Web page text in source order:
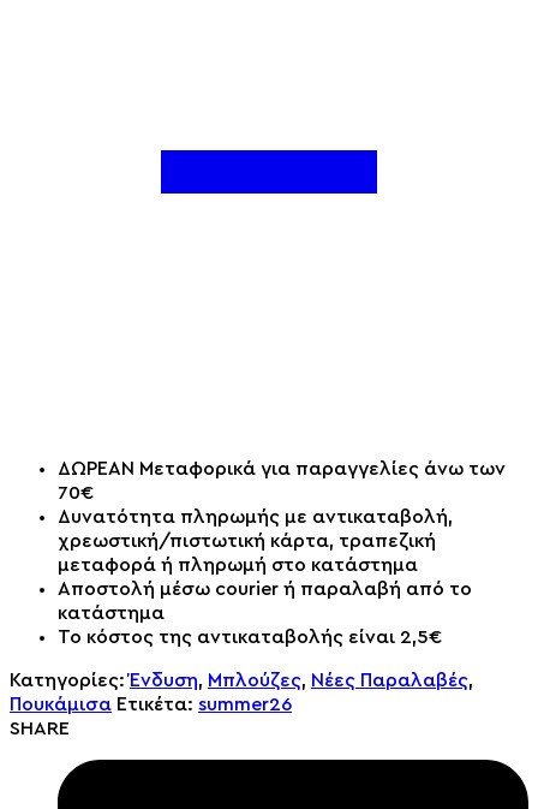
ΔΩΡΕΑΝ Μεταφορικά για παραγγελίες άνω των
70€
Δυνατότητα πληρωμής με αντικαταβολή,
χρεωστική/πιστωτική κάρτα, τραπεζική
μεταφορά ή πληρωμή στο κατάστημα
Αποστολή μέσω courier ή παραλαβή από το
κατάστημα
Το κόστος της αντικαταβολής είναι 2,5€
Κατηγορίες:Ένδυση, Μπλούζες, Νέες Παραλαβές,
Πουκάμισα Ετικέτα: summer26
SHARE